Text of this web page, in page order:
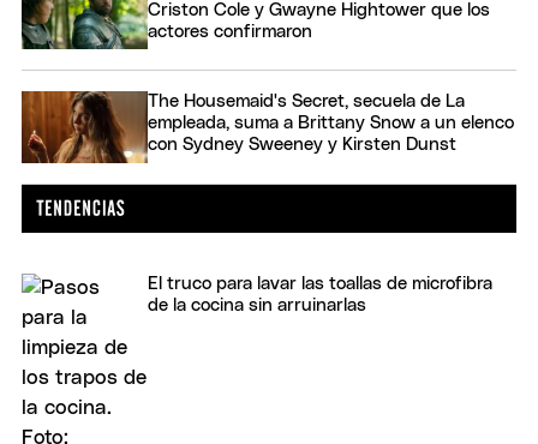
Criston Cole y Gwayne Hightower que los
actores confirmaron
The Housemaid's Secret, secuela de La
empleada, suma a Brittany Snow a un elenco
con Sydney Sweeney y Kirsten Dunst
El truco para lavar las toallas de microfibra
de la cocina sin arruinarlas